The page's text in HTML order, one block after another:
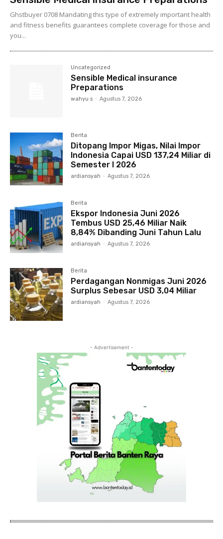
Ghstbuyer 0708 Mandating this type of extremely important health
and fitness benefits guarantees complete coverage for those and
you...
Uncategorized
Sensible Medical insurance
Preparations
wahyu s - Agustus 7, 2026
Berita
Ditopang Impor Migas, Nilai Impor
Indonesia Capai USD 137,24 Miliar di
Semester I 2026
ardiansyah - Agustus 7, 2026
Berita
Ekspor Indonesia Juni 2026
Tembus USD 25,46 Miliar Naik
8,84% Dibanding Juni Tahun Lalu
ardiansyah - Agustus 7, 2026
Berita
Perdagangan Nonmigas Juni 2026
Surplus Sebesar USD 3,04 Miliar
ardiansyah - Agustus 7, 2026
- Advertisement -